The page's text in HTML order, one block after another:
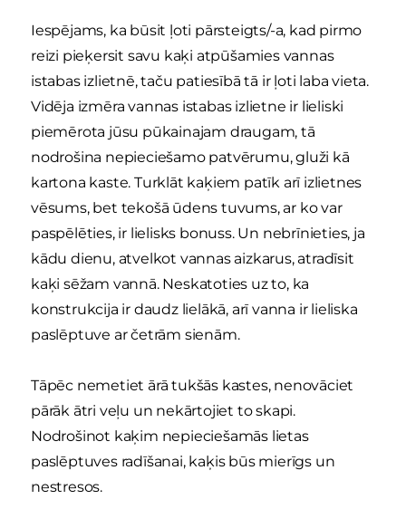
Iespējams, ka būsit ļoti pārsteigts/-a, kad pirmo
reizi pieķersit savu kaķi atpūšamies vannas
istabas izlietnē, taču patiesībā tā ir ļoti laba vieta.
Vidēja izmēra vannas istabas izlietne ir lieliski
piemērota jūsu pūkainajam draugam, tā
nodrošina nepieciešamo patvērumu, gluži kā
kartona kaste. Turklāt kaķiem patīk arī izlietnes
vēsums, bet tekošā ūdens tuvums, ar ko var
paspēlēties, ir lielisks bonuss. Un nebrīnieties, ja
kādu dienu, atvelkot vannas aizkarus, atradīsit
kaķi sēžam vannā. Neskatoties uz to, ka
konstrukcija ir daudz lielākā, arī vanna ir lieliska
paslēptuve ar četrām sienām.
Tāpēc nemetiet ārā tukšās kastes, nenovāciet
pārāk ātri veļu un nekārtojiet to skapi.
Nodrošinot kaķim nepieciešamās lietas
paslēptuves radīšanai, kaķis būs mierīgs un
nestresos.